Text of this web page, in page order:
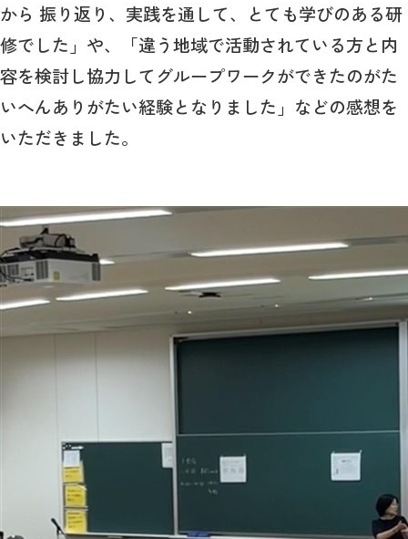
から 振り返り、実践を通して、とても学びのある研
修でした」や、「違う地域で活動されている方と内
容を検討し協力してグループワークができたのがた
いへんありがたい経験となりました」などの感想を
いただきました。